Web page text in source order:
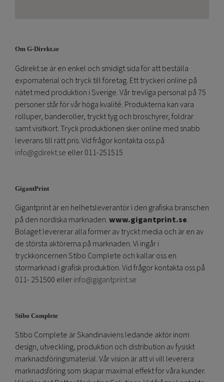
Om G-Direkt.se
Gdirekt.se är en enkel och smidigt sida för att beställa
expomaterial och tryck till företag. Ett tryckeri online på
nätet med produktion i Sverige. Vår trevliga personal på 75
personer står för vår höga kvalité. Produkterna kan vara
rolluper, banderoller, tryckt tyg och broschyrer, foldrar
samt visitkort. Tryck produktionen sker online med snabb
leverans till rätt pris. Vid frågor kontakta oss på
info@gdirekt.se eller 011-251515
GigantPrint
Gigantprint är en helhetsleverantör i den grafiska branschen
på den nordiska marknaden.www.gigantprint.se.
Bolaget levererar alla former av tryckt media och är en av
de största aktörerna på marknaden. Vi ingår i
tryckkoncernen Stibo Complete och kallar oss en
stormarknad i grafisk produktion. Vid frågor kontakta oss på
011- 251500 ellerinfo@gigantprint.se
Stibo Complete
Stibo Complete är Skandinaviens ledande aktör inom
design, utveckling, produktion och distribution av fysiskt
marknadsföringsmaterial. Vår vision är att vi vill leverera
marknadsföring som skapar maximal effekt för våra kunder.